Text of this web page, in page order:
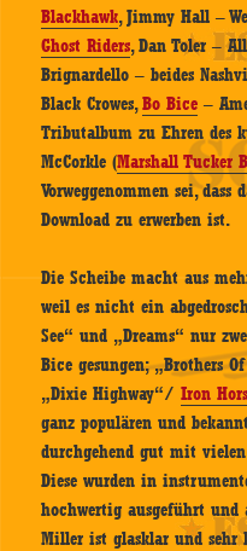
Blackhawk, Jimmy Hall –
Ghost Riders, Dan Toler –
Brignardello – beides
Black Crowes,Bo Bice –
Tributalbum zu Ehren des
McCorkle (Marshall Tucker
Vorweggenommen sei,
Download zu erwerben ist.
Die Scheibe macht aus
weil es nicht ein
See“ und „Dreams“ nur
Bice gesungen; „Brothers
„Dixie Highway“/Iron
ganz populären und
durchgehend gut mit vielen
Diese wurden in
hochwertig ausgeführt und
Miller ist glasklar und sehr